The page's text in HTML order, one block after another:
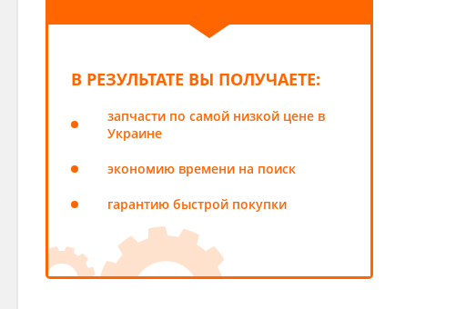
В РЕЗУЛЬТАТЕ ВЫ ПОЛУЧАЕТЕ:
запчасти по самой низкой цене в
Украине
экономию времени на поиск
гарантию быстрой покупки